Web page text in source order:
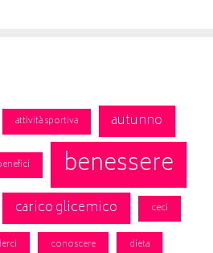
attività sportiva
autunno
benessere
carico glicemico ceci
conoscere dieta